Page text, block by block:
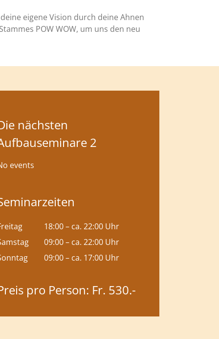
eigene Vision durch deine Ahnen
POW WOW, um uns den neu
nächsten
2
events
18:00 – ca. 22:00 Uhr
09:00 – ca. 22:00 Uhr
09:00 – ca. 17:00 Uhr
pro Person: Fr. 530.-